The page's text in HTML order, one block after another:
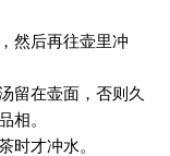
然后再往壶里冲
在壶面，否则久
相。
才冲水。